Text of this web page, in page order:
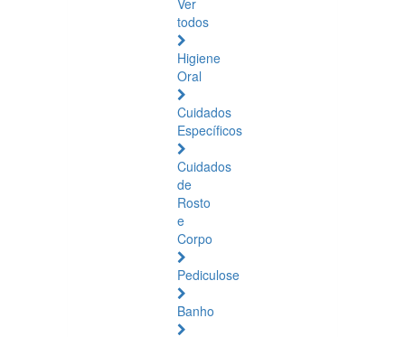
Ver
todos
Higiene
Oral
Cuidados
Específicos
Cuidados
de
Rosto
e
Corpo
Pediculose
Banho